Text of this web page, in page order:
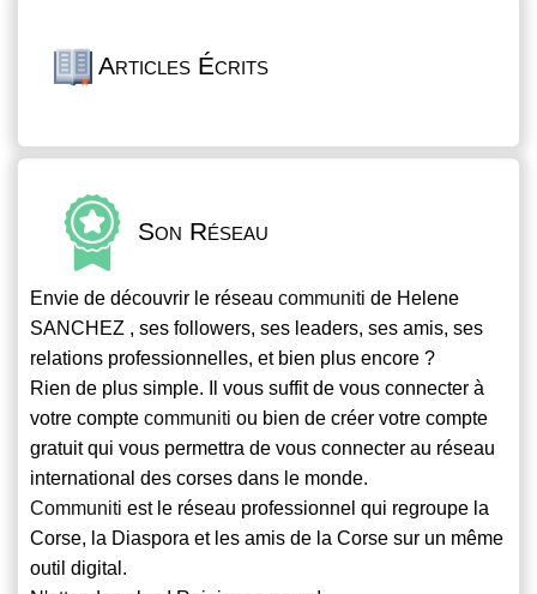
Articles Écrits
Son Réseau
Envie de découvrir le réseau communiti de Helene
SANCHEZ , ses followers, ses leaders, ses amis, ses
relations professionnelles, et bien plus encore ?
Rien de plus simple. Il vous suffit de vous connecter à
votre compte communiti ou bien de créer votre compte
gratuit qui vous permettra de vous connecter au réseau
international des corses dans le monde.
Communiti est le réseau professionnel qui regroupe la
Corse, la Diaspora et les amis de la Corse sur un même
outil digital.